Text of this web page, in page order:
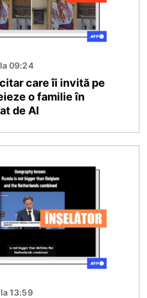
09:24
care îi invită pe
o familie în
de AI
13:59